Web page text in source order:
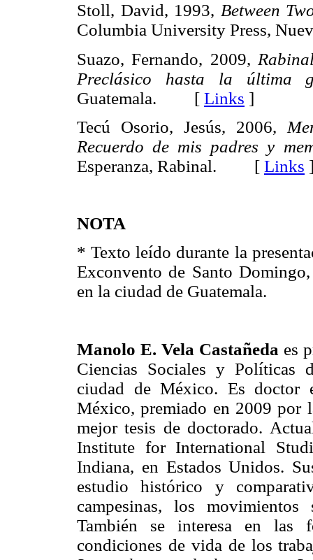
Stoll, David, 1993, Between
Columbia University Press,
Suazo, Fernando, 2009,
Preclásico hasta la última
Guatemala. [ Links ]
Tecú Osorio, Jesús, 2006,
Recuerdo de mis padres y
Esperanza, Rabinal. [ Links
NOTA
* Texto leído durante la
Exconvento de Santo
en la ciudad de Guatemala.
Manolo E. Vela Castañeda es
Ciencias Sociales y Políticas
ciudad de México. Es doctor
México, premiado en 2009 por
mejor tesis de doctorado.
Institute for International
Indiana, en Estados Unidos.
estudio histórico y
campesinas, los
También se interesa en las
condiciones de vida de los